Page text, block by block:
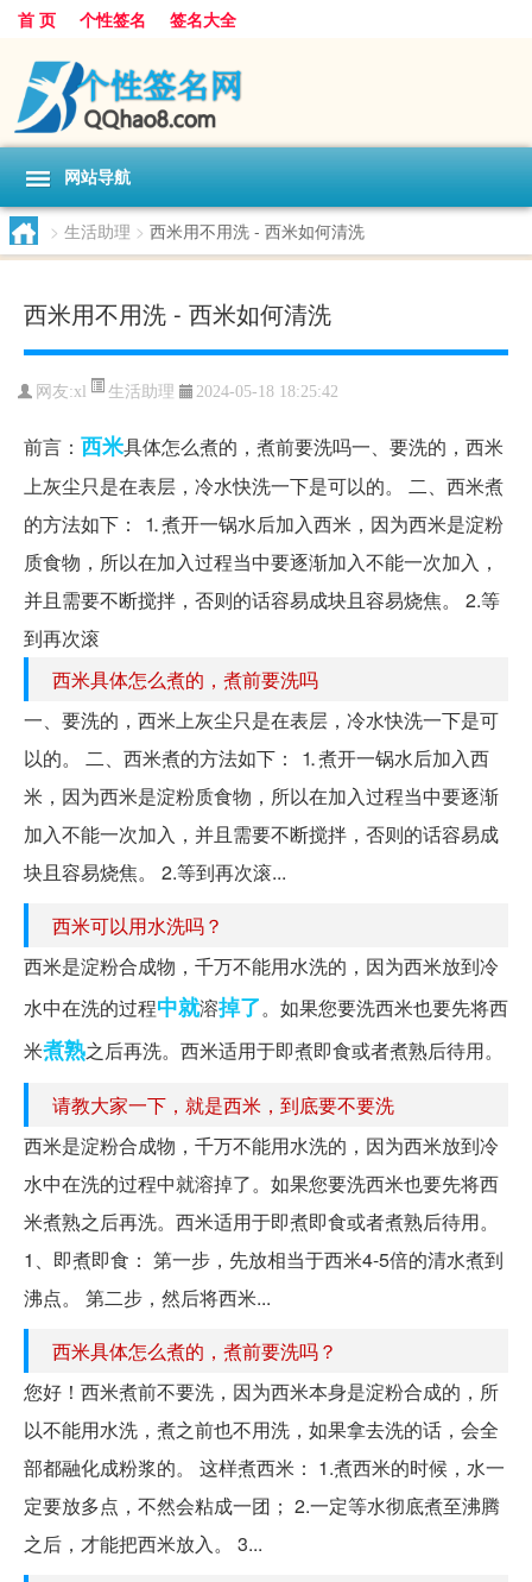
首 页 个性签名 签名大全
网站导航
> 生活助理 > 西米用不用洗 - 西米如何清洗
西米用不用洗 - 西米如何清洗
网友:xl 生活助理 2024-05-18 18:25:42
前言： 西米具体怎么煮的，煮前要洗吗一、要洗的，西米
上灰尘只是在表层，冷水快洗一下是可以的。 二、西米煮
的方法如下： ⒈煮开一锅水后加入西米，因为西米是淀粉
质食物，所以在加入过程当中要逐渐加入不能一次加入，
并且需要不断搅拌，否则的话容易成块且容易烧焦。 2.等
到再次滚
西米具体怎么煮的，煮前要洗吗
一、要洗的，西米上灰尘只是在表层，冷水快洗一下是可
以的。 二、西米煮的方法如下： ⒈煮开一锅水后加入西
米，因为西米是淀粉质食物，所以在加入过程当中要逐渐
加入不能一次加入，并且需要不断搅拌，否则的话容易成
块且容易烧焦。 2.等到再次滚...
西米可以用水洗吗？
西米是淀粉合成物，千万不能用水洗的，因为西米放到冷
水中在洗的过程中就溶掉了。如果您要洗西米也要先将西
米煮熟之后再洗。西米适用于即煮即食或者煮熟后待用。
请教大家一下，就是西米，到底要不要洗
西米是淀粉合成物，千万不能用水洗的，因为西米放到冷
水中在洗的过程中就溶掉了。如果您要洗西米也要先将西
米煮熟之后再洗。西米适用于即煮即食或者煮熟后待用。
1、即煮即食： 第一步，先放相当于西米4-5倍的清水煮到
沸点。 第二步，然后将西米...
西米具体怎么煮的，煮前要洗吗？
您好！西米煮前不要洗，因为西米本身是淀粉合成的，所
以不能用水洗，煮之前也不用洗，如果拿去洗的话，会全
部都融化成粉浆的。 这样煮西米： 1.煮西米的时候，水一
定要放多点，不然会粘成一团； 2.一定等水彻底煮至沸腾
之后，才能把西米放入。 3...